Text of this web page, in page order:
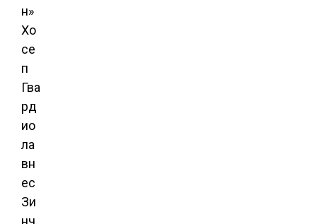
н»
Хо
се
п
Гва
рд
ио
ла
вн
ес
Зи
нч